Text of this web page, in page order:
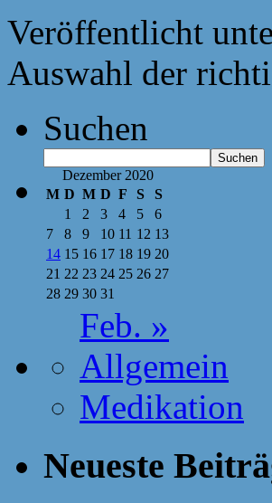
Veröffentlicht
Auswahl der
Suchen
Suchen
Dezember 2020
M D M D F S
S
1
2 3 4 5
6
7
8 9 10 11 12 13
14 15 16 17 18 19 20
21 22 23 24 25 26 27
28 29 30 31
Feb. »
Allgemein
Medikation
Neueste